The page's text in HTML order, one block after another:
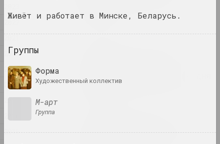
2020
2019
2018
2017
2015
Шевченко.
публикация
рождения Семёна Геруса
глобальные и локальные
Живёт и работает в Минске, Беларусь.
Группы
Форма
художественный коллектив
М-арт
группа